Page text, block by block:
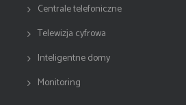
Centrale telefoniczne
Telewizja cyfrowa
Inteligentne domy
Monitoring